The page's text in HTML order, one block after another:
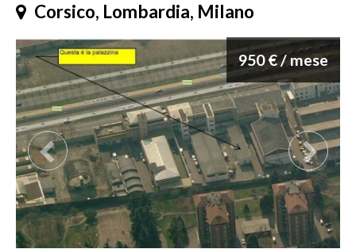
Corsico, Lombardia, Milano
950 € / mese